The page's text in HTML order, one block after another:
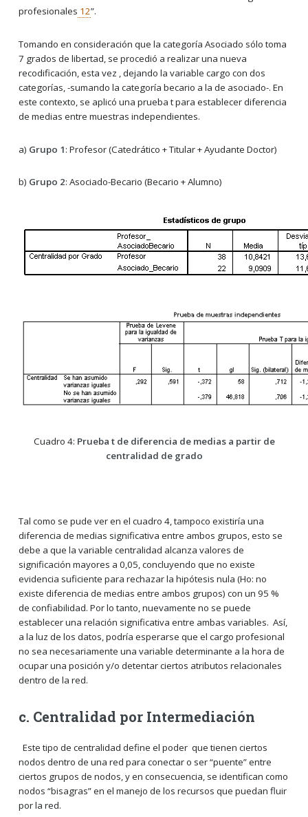
profesionales 12”.
Tomando en consideración que la categoría Asociado sólo toma
7 grados de libertad, se procedió a realizar una nueva
recodificación, esta vez , dejando la variable cargo con dos
categorías, -sumando la categoría becario a la de asociado-. En
este contexto, se aplicó una prueba t para establecer diferencia
de medias entre muestras independientes.
a) Grupo 1: Profesor (Catedrático + Titular + Ayudante Doctor)
b) Grupo 2: Asociado-Becario (Becario + Alumno)
Cuadro 4: Prueba t de diferencia de medias a partir de
centralidad de grado
Tal como se pude ver en el cuadro 4, tampoco existiría una
diferencia de medias significativa entre ambos grupos, esto se
debe a que la variable centralidad alcanza valores de
significación mayores a 0,05, concluyendo que no existe
evidencia suficiente para rechazar la hipótesis nula (Ho: no
existe diferencia de medias entre ambos grupos) con un 95 %
de confiabilidad. Por lo tanto, nuevamente no se puede
establecer una relación significativa entre ambas variables. Así,
a la luz de los datos, podría esperarse que el cargo profesional
no sea necesariamente una variable determinante a la hora de
ocupar una posición y/o detentar ciertos atributos relacionales
dentro de la red.
c. Centralidad por Intermediación
Este tipo de centralidad define el poder que tienen ciertos
nodos dentro de una red para conectar o ser “puente” entre
ciertos grupos de nodos, y en consecuencia, se identifican como
nodos “bisagras” en el manejo de los recursos que puedan fluir
por la red.